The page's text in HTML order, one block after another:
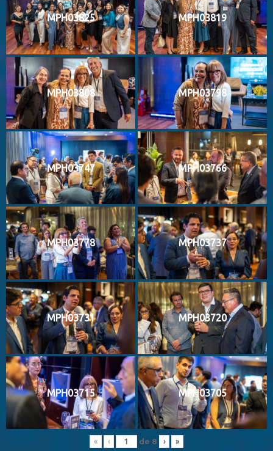
MPH03825 MPH03819
MPH03808 MPH03798
MPH03747 MPH03766
MPH03778 MPH03737
MPH03731 MPH03720
MPH03715 MPH03705
« ‹ de 8 › »